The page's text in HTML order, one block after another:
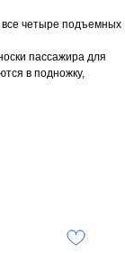
четыре подъемных
пассажира для
в подножку,